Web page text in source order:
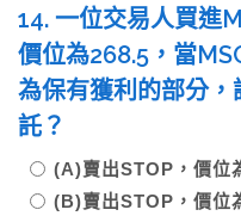
14. 一位交易人買進
價位為268.5，當
為保有獲利的部分
託？
(A)賣出STOP，價
(B)賣出STOP，價